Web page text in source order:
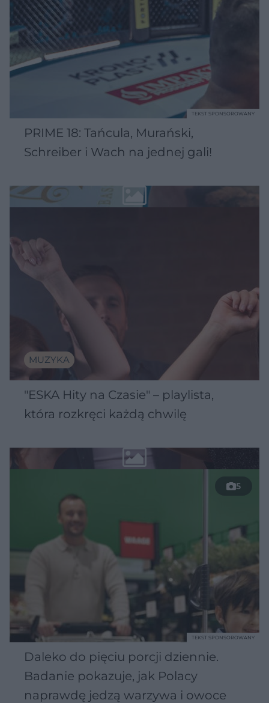
PRIME 18: Tańcula, Murański,
Schreiber i Wach na jednej gali!
TEKST SPONSOROWANY
MUZYKA
"ESKA Hity na Czasie" – playlista,
która rozkręci każdą chwilę
5
Daleko do pięciu porcji dziennie.
Badanie pokazuje, jak Polacy
naprawdę jedzą warzywa i owoce
TEKST SPONSOROWANY